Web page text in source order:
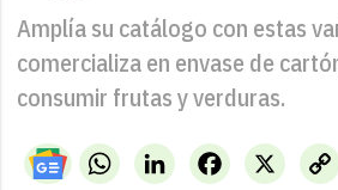
Amplía su catálogo con estas
comercializa en envase de
consumir frutas y verduras.
WhatsAppLinkedIn X
Facebook